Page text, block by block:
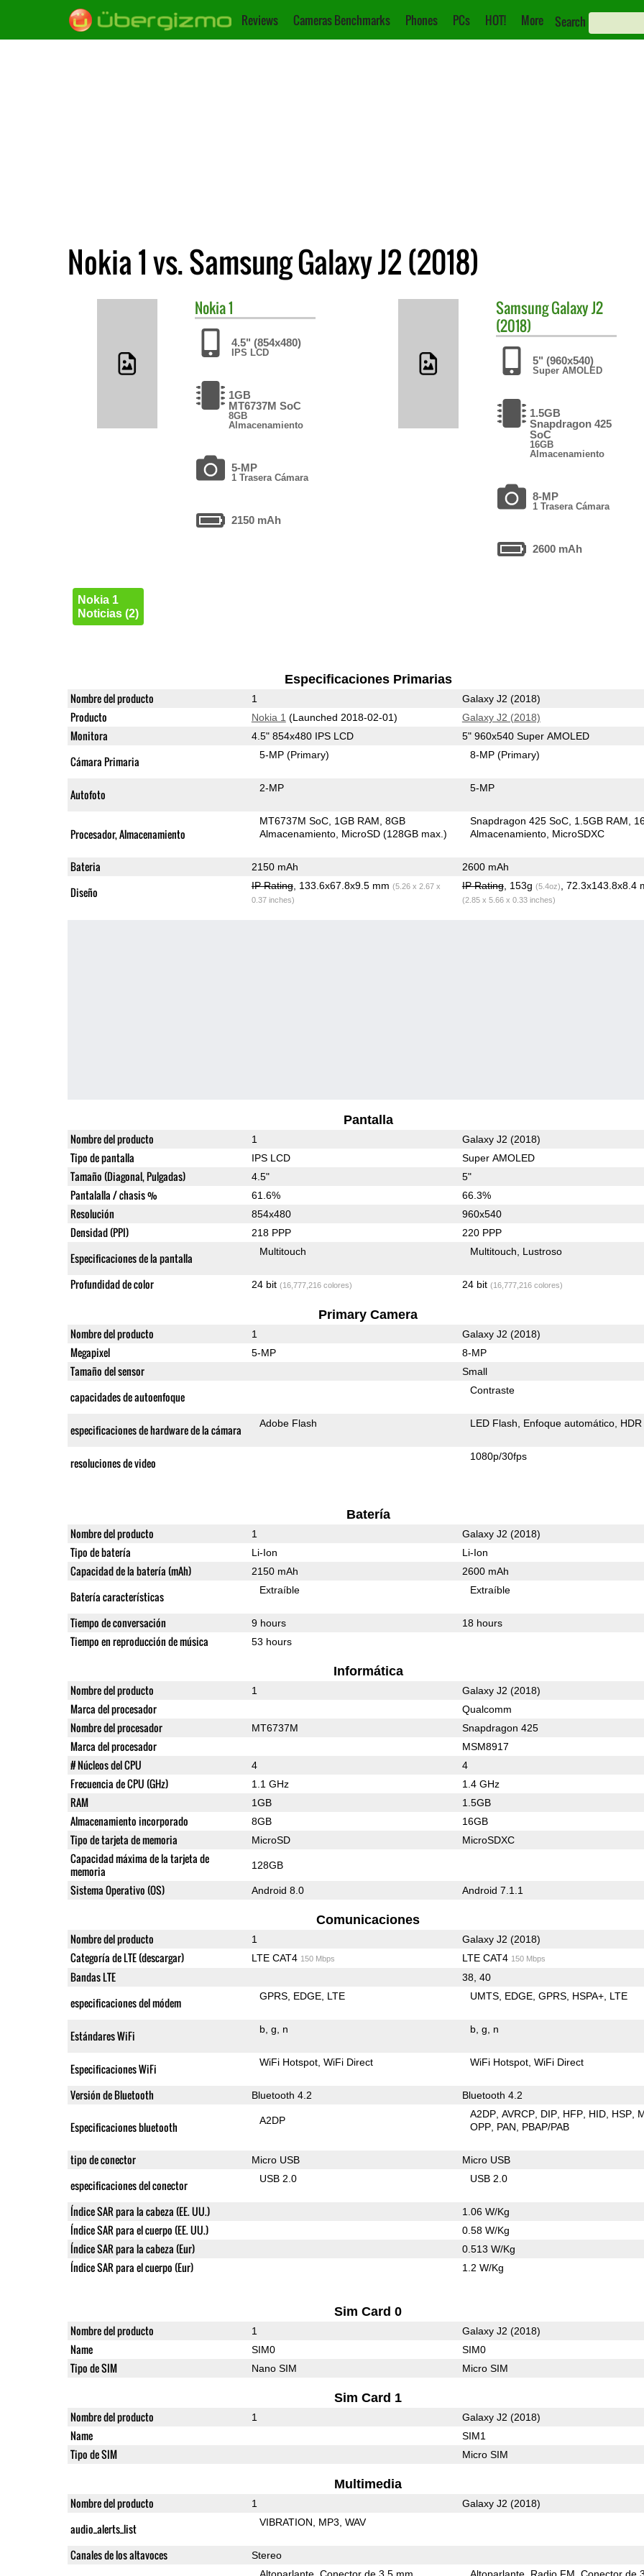
Reviews Cameras Benchmarks Phones PCs HOT! More Search
Nokia 1 vs. Samsung Galaxy J2 (2018)
Nokia1
4.5" (854x480)
IPS LCD
1GB
MT6737M SoC
8GB
Almacenamiento
5-MP
1 Trasera Cámara
2150 mAh
Nokia 1
Noticias (2)
SamsungGalaxy J2
(2018)
5" (960x540)
Super AMOLED
1.5GB
Snapdragon 425
SoC
16GB
Almacenamiento
8-MP
1 Trasera Cámara
2600 mAh
Especificaciones Primarias
Nombre del producto 1 Galaxy J2 (2018)
Producto Nokia 1 (Launched 2018-02-01) Galaxy J2 (2018)
Monitora 4.5" 854x480 IPS LCD 5" 960x540 Super AMOLED
Cámara Primaria 5-MP(Primary) 8-MP(Primary)
Autofoto 2-MP 5-MP
Procesador, Almacenamiento
MT6737M SoC 1GB RAM 8GB
Almacenamiento MicroSD (128GB max.)
Snapdragon 425 SoC 1.5GB RAM
Almacenamiento MicroSDXC
Bateria 2150 mAh 2600 mAh
Diseño IP Rating, 133.6x67.8x9.5 mm (5.26 x 2.67 x
0.37 inches)
IP Rating, 153g (5.4oz) , 72.3x143.8x8.4
(2.85 x 5.66 x 0.33 inches)
Pantalla
Nombre del producto 1 Galaxy J2 (2018)
Tipo de pantalla IPS LCD Super AMOLED
Tamaño (Diagonal, Pulgadas) 4.5" 5"
Pantalalla / chasis % 61.6% 66.3%
Resolución 854x480 960x540
Densidad (PPI) 218 PPP 220 PPP
Especificaciones de la pantalla Multitouch Multitouch Lustroso
Profundidad de color 24 bit (16,777,216 colores) 24 bit (16,777,216 colores)
Primary Camera
Nombre del producto 1 Galaxy J2 (2018)
Megapixel 5-MP 8-MP
Tamaño del sensor Small
capacidades de autoenfoque Contraste
especificaciones de hardware de la cámara Adobe Flash LED Flash Enfoque automático
resoluciones de video 1080p/30fps
Batería
Nombre del producto 1 Galaxy J2 (2018)
Tipo de batería Li-Ion Li-Ion
Capacidad de la batería (mAh) 2150 mAh 2600 mAh
Batería características Extraíble Extraíble
Tiempo de conversación 9 hours 18 hours
Tiempo en reproducción de música 53 hours
Informática
Nombre del producto 1 Galaxy J2 (2018)
Marca del procesador Qualcomm
Nombre del procesador MT6737M Snapdragon 425
Marca del procesador MSM8917
# Núcleos del CPU 4 4
Frecuencia de CPU (GHz) 1.1 GHz 1.4 GHz
RAM 1GB 1.5GB
Almacenamiento incorporado 8GB 16GB
Tipo de tarjeta de memoria MicroSD MicroSDXC
Capacidad máxima de la tarjeta de
memoria
128GB
Sistema Operativo (OS) Android 8.0 Android 7.1.1
Comunicaciones
Nombre del producto 1 Galaxy J2 (2018)
Categoría de LTE (descargar) LTE CAT4 150 Mbps LTE CAT4 150 Mbps
Bandas LTE 38, 40
especificaciones del módem GPRS EDGE LTE UMTS EDGE GPRS HSPA+ LTE
Estándares WiFi b g n b g n
Especificaciones WiFi WiFi Hotspot WiFi Direct WiFi Hotspot WiFi Direct
Versión de Bluetooth Bluetooth 4.2 Bluetooth 4.2
Especificaciones bluetooth A2DP
A2DP AVRCP DIP HFP HID HSP
OPP PAN PBAP/PAB
tipo de conector Micro USB Micro USB
especificaciones del conector USB 2.0 USB 2.0
Índice SAR para la cabeza (EE. UU.) 1.06 W/Kg
Índice SAR para el cuerpo (EE. UU.) 0.58 W/Kg
Índice SAR para la cabeza (Eur) 0.513 W/Kg
Índice SAR para el cuerpo (Eur) 1.2 W/Kg
Sim Card 0
Nombre del producto 1 Galaxy J2 (2018)
Name SIM0 SIM0
Tipo de SIM Nano SIM Micro SIM
Sim Card 1
Nombre del producto 1 Galaxy J2 (2018)
Name SIM1
Tipo de SIM Micro SIM
Multimedia
Nombre del producto 1 Galaxy J2 (2018)
audio_alerts_list VIBRATION MP3 WAV
Canales de los altavoces
Stereo
Altoparlante Conector de 3,5 mm Altoparlante Radio FM Conector de